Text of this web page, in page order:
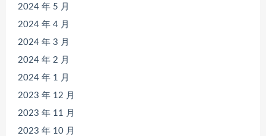
2024 年 5 月
2024 年 4 月
2024 年 3 月
2024 年 2 月
2024 年 1 月
2023 年 12 月
2023 年 11 月
2023 年 10 月